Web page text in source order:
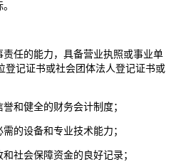
任的能力，具备营业执照或事业单
登记证书或社会团体法人登记证书或
和健全的财务会计制度；
的设备和专业技术能力；
社会保障资金的良好记录；